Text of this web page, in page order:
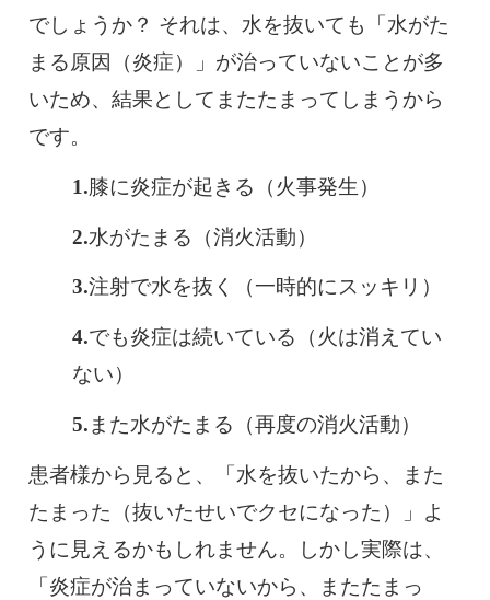
でしょうか？ それは、水を抜いても「水がた
まる原因（炎症）」が治っていないことが多
いため、結果としてまたたまってしまうから
です。
膝に炎症が起きる（火事発生）
水がたまる（消火活動）
注射で水を抜く（一時的にスッキリ）
でも炎症は続いている（火は消えてい
ない）
また水がたまる（再度の消火活動）
患者様から見ると、「水を抜いたから、また
たまった（抜いたせいでクセになった）」よ
うに見えるかもしれません。しかし実際は、
「炎症が治まっていないから、またたまっ